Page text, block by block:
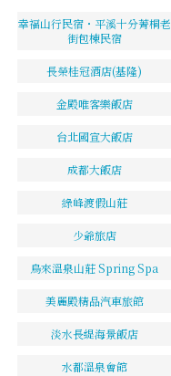
幸福山行民宿・平溪十分菁桐老
街包棟民宿
長榮桂冠酒店(基隆)
金殿唯客樂飯店
台北國宣大飯店
成都大飯店
綠峰渡假山莊
少爺旅店
烏來溫泉山莊 Spring Spa
美麗殿精品汽車旅館
淡水長緹海景飯店
水都溫泉會館